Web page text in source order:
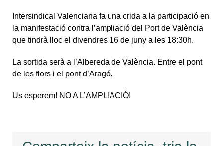
Intersindical Valenciana fa una crida a la participació en
la manifestació contra l’ampliació del Port de València
que tindrà lloc el divendres 16 de juny a les 18:30h.
La sortida serà a l’Albereda de València. Entre el pont
de les flors i el pont d’Aragó.
Us esperem! NO A L’AMPLIACIÓ!